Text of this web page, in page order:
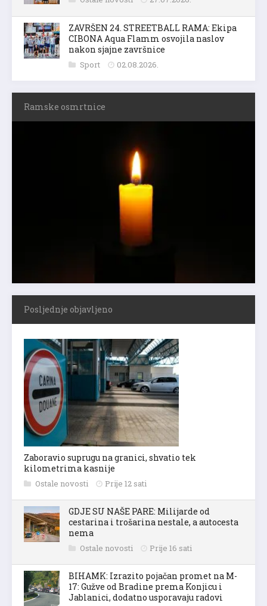
ZAVRŠEN 24. STREETBALL RAMA: Ekipa
CIBONA Aqua Flamm osvojila naslov
nakon sjajne završnice
Sport 02.08.2026.
Ramske osmrtnice
Posljednje objavljeno
Zaboravio suprugu na granici, shvatio tek
kilometrima kasnije
Ostale novosti Prije 12 sati
GDJE SU NAŠE PARE: Milijarde od
cestarina i trošarina nestale, a autocesta
nema
Ostale novosti Prije 16 sati
BIHAMK: Izrazito pojačan promet na M-
17: Gužve od Bradine prema Konjicu i
Jablanici, dodatno usporavaju radovi